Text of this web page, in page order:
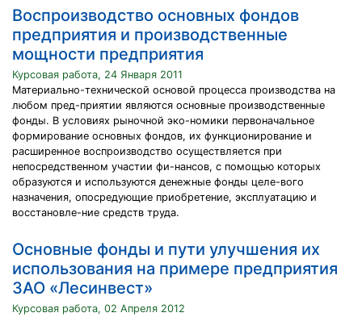
Воспроизводство основных фондов
предприятия и производственные
мощности предприятия
Курсовая работа, 24 Января 2011
Материально-технической основой процесса производства на
любом пред-приятии являются основные производственные
фонды. В условиях рыночной эко-номики первоначальное
формирование основных фондов, их функционирование и
расширенное воспроизводство осуществляется при
непосредственном участии фи-нансов, с помощью которых
образуются и используются денежные фонды целе-вого
назначения, опосредующие приобретение, эксплуатацию и
восстановле-ние средств труда.
Основные фонды и пути улучшения их
использования на примере предприятия
ЗАО «Лесинвест»
Курсовая работа, 02 Апреля 2012